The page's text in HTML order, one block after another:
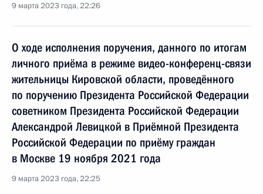
9 марта 2023 года, 22:26
О ходе исполнения поручения, данного по итогам
личного приёма в режиме видео-конференц-связи
жительницы Кировской области, проведённого
по поручению Президента Российской Федерации
советником Президента Российской Федерации
Александрой Левицкой в Приёмной Президента
Российской Федерации по приёму граждан
в Москве 19 ноября 2021 года
9 марта 2023 года, 22:25